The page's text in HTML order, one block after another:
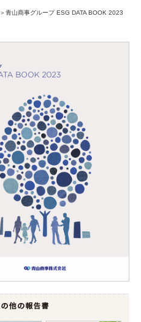
＞青山商事グループ ESG DATA BOOK 2023